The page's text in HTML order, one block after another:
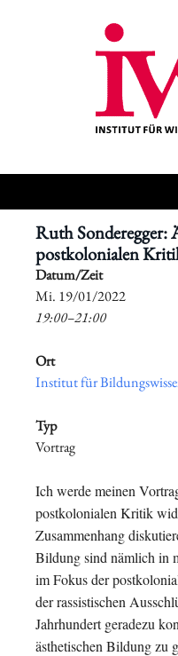
Ruth Sonderegger:
postkolonialen
Datum/Zeit
​Mi. 19/01/2022
19:00–21:00
Ort
Institut für
Typ
Vortrag
Ich werde meinen
postkolonialen Kritik
Zusammenhang
Bildung sind nämlich in
im Fokus der
der rassistischen
Jahrhundert geradezu
ästhetischen Bildung zu